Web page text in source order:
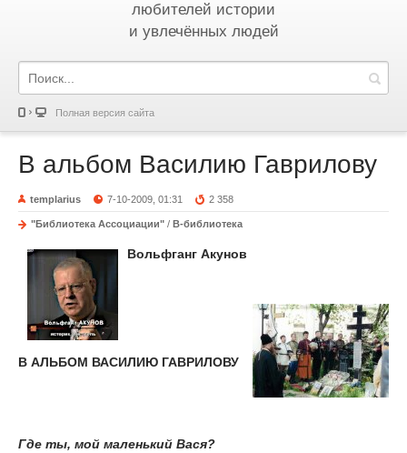
любителей истории
и увлечённых людей
Полная версия сайта
В альбом Василию Гаврилову
templarius 7-10-2009, 01:31 2 358
"Библиотека Ассоциации" / В-библиотека
Вольфганг Акунов
В АЛЬБОМ ВАСИЛИЮ ГАВРИЛОВУ
Где ты, мой маленький Вася?